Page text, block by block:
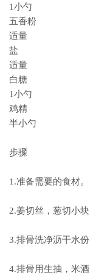
1小勺
五香粉
适量
盐
适量
白糖
1小勺
鸡精
半小勺
步骤
1.准备需要的食材。
2.姜切丝，葱切小块
3.排骨洗净沥干水份
4.排骨用生抽，米酒